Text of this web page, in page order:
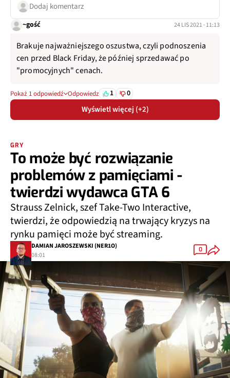
Dodaj komentarz
~gość 24 LIS 2021 · 11:13
Brakuje najważniejszego oszustwa, czyli podnoszenia
cen przed Black Friday, że później sprzedawać po
"promocyjnych" cenach.
Pokaż 1 odpowiedź Odpowiedz 1 0
Wyświetl więcej (+2)
GRY
To może być rozwiązanie
problemów z pamięciami -
twierdzi wydawca GTA 6
Strauss Zelnick, szef Take-Two Interactive,
twierdzi, że odpowiedzią na trwający kryzys na
rynku pamięci może być streaming.
DAMIAN JAROSZEWSKI (NER1O)
08:01
0